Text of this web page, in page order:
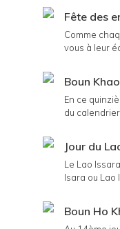
Fête des
Comme
vous à leur
Boun
En ce
du
Jour du
Le Lao
Isara ou Lao
Boun Ho